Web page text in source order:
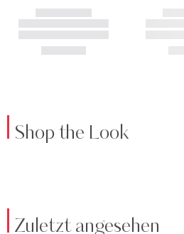
Shop the Look
Zuletzt angesehen